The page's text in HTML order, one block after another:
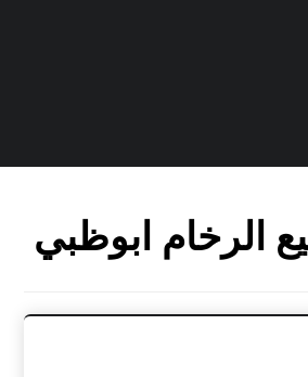
الرخام ابوظبي